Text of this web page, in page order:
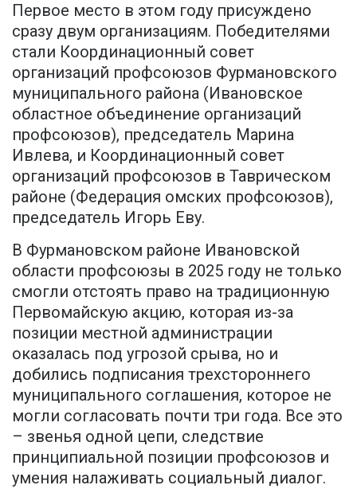
Первое место в этом году присуждено
сразу двум организациям. Победителями
стали Координационный совет
организаций профсоюзов Фурмановского
муниципального района (Ивановское
областное объединение организаций
профсоюзов), председатель Марина
Ивлева, и Координационный совет
организаций профсоюзов в Таврическом
районе (Федерация омских профсоюзов),
председатель Игорь Еву.
В Фурмановском районе Ивановской
области профсоюзы в 2025 году не только
смогли отстоять право на традиционную
Первомайскую акцию, которая из-за
позиции местной администрации
оказалась под угрозой срыва, но и
добились подписания трехстороннего
муниципального соглашения, которое не
могли согласовать почти три года. Все это
– звенья одной цепи, следствие
принципиальной позиции профсоюзов и
умения налаживать социальный диалог.